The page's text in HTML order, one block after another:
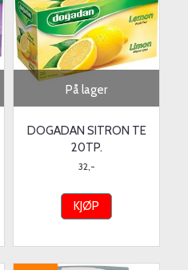
På lager
DOGADAN SITRON TE
20TP.
32,-
KJØP